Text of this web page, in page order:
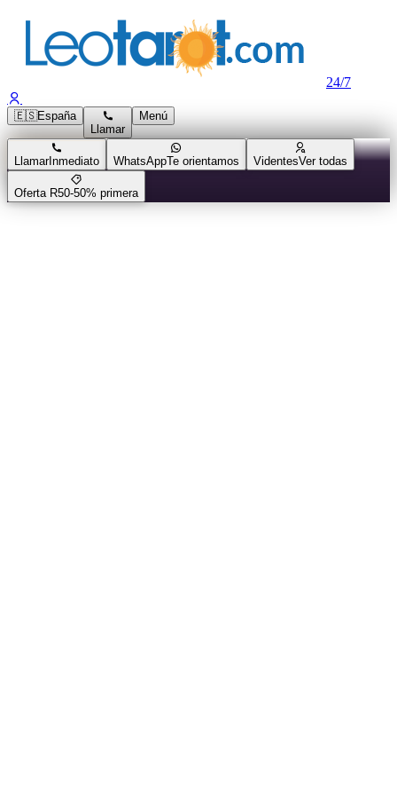
24/7
🇪🇸España
Llamar
Menú
LlamarInmediato WhatsAppTe orientamos VidentesVer todas
Oferta R50-50% primera